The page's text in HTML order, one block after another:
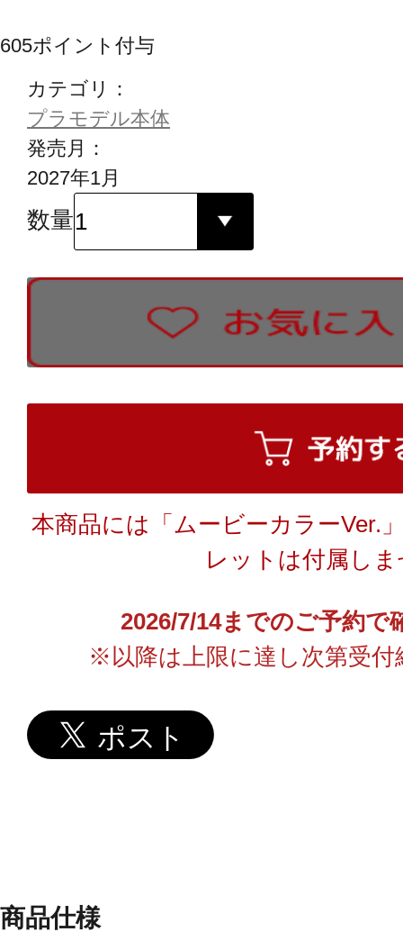
605ポイント付与
カテゴリ：
プラモデル本体
発売月：
2027年1月
数量
本商品には「ムービーカラーVer.
レットは付属し
2026/7/14までのご予約で
※以降は上限に達し次第受付
商品仕様